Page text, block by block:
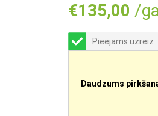
€135,00 /
Pieejams uzreiz
Daudzums